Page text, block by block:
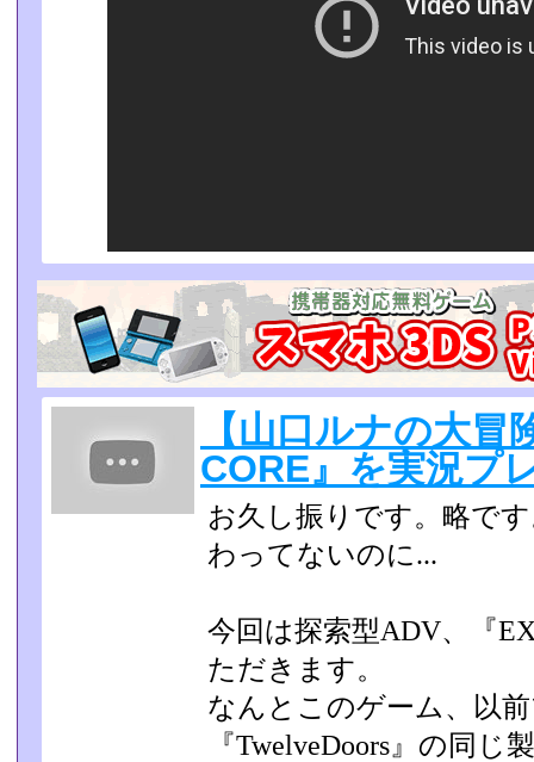
【山口ルナの大冒
CORE』を実況プ
お久し振りです。略で
わってないのに...
今回は探索型ADV、『
ただきます。
なんとこのゲーム、以
『TwelveDoors』の同じ